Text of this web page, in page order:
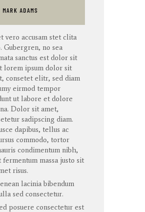
MARK ADAMS
vero accusam stet clita
. Gubergren, no sea
sanctus est dolor sit
lorem ipsum dolor sit
, consetet elitr, sed diam
eirmod tempor
ut labore et dolore
. Dolor sit amet,
sadipscing diam.
dapibus, tellus ac
commodo, tortor
condimentum nibh,
fermentum massa justo sit
risus.
lacinia bibendum
sed consectetur.
posuere consectetur est